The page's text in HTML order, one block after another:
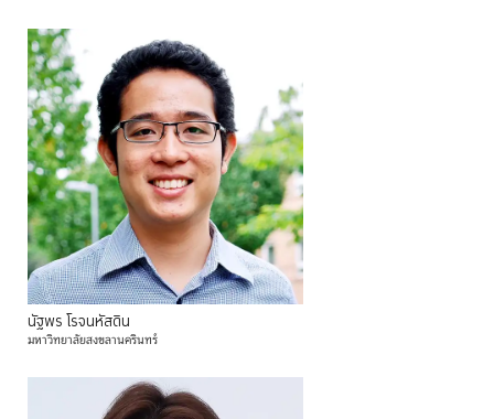
นัฐพร โรจนหัสดิน
มหาวิทยาลัยสงขลานครินทร์